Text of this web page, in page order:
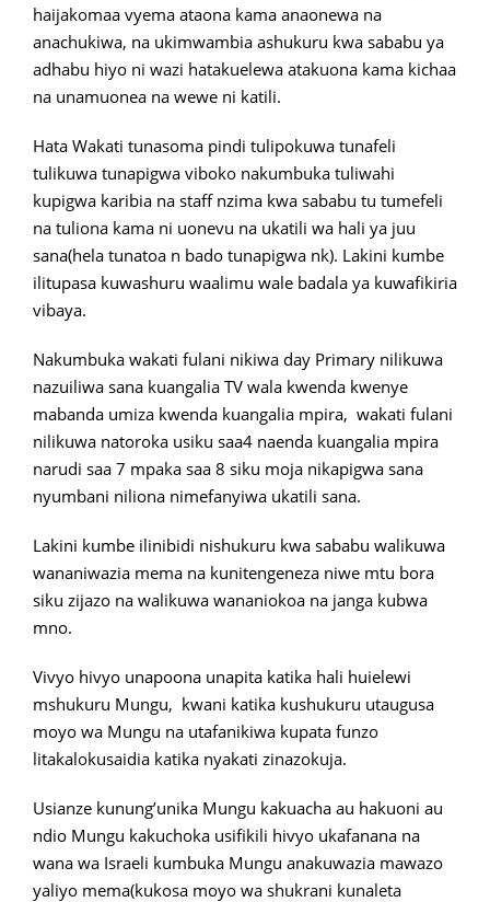
haijakomaa vyema ataona kama anaonewa na
anachukiwa, na ukimwambia ashukuru kwa sababu ya
adhabu hiyo ni wazi hatakuelewa atakuona kama kichaa
na unamuonea na wewe ni katili.
Hata Wakati tunasoma pindi tulipokuwa tunafeli
tulikuwa tunapigwa viboko nakumbuka tuliwahi
kupigwa karibia na staff nzima kwa sababu tu tumefeli
na tuliona kama ni uonevu na ukatili wa hali ya juu
sana(hela tunatoa n bado tunapigwa nk). Lakini kumbe
ilitupasa kuwashuru waalimu wale badala ya kuwafikiria
vibaya.
Nakumbuka wakati fulani nikiwa day Primary nilikuwa
nazuiliwa sana kuangalia TV wala kwenda kwenye
mabanda umiza kwenda kuangalia mpira, wakati fulani
nilikuwa natoroka usiku saa4 naenda kuangalia mpira
narudi saa 7 mpaka saa 8 siku moja nikapigwa sana
nyumbani niliona nimefanyiwa ukatili sana.
Lakini kumbe ilinibidi nishukuru kwa sababu walikuwa
wananiwazia mema na kunitengeneza niwe mtu bora
siku zijazo na walikuwa wananiokoa na janga kubwa
mno.
Vivyo hivyo unapoona unapita katika hali huielewi
mshukuru Mungu, kwani katika kushukuru utaugusa
moyo wa Mungu na utafanikiwa kupata funzo
litakalokusaidia katika nyakati zinazokuja.
Usianze kunung’unika Mungu kakuacha au hakuoni au
ndio Mungu kakuchoka usifikili hivyo ukafanana na
wana wa Israeli kumbuka Mungu anakuwazia mawazo
yaliyo mema(kukosa moyo wa shukrani kunaleta